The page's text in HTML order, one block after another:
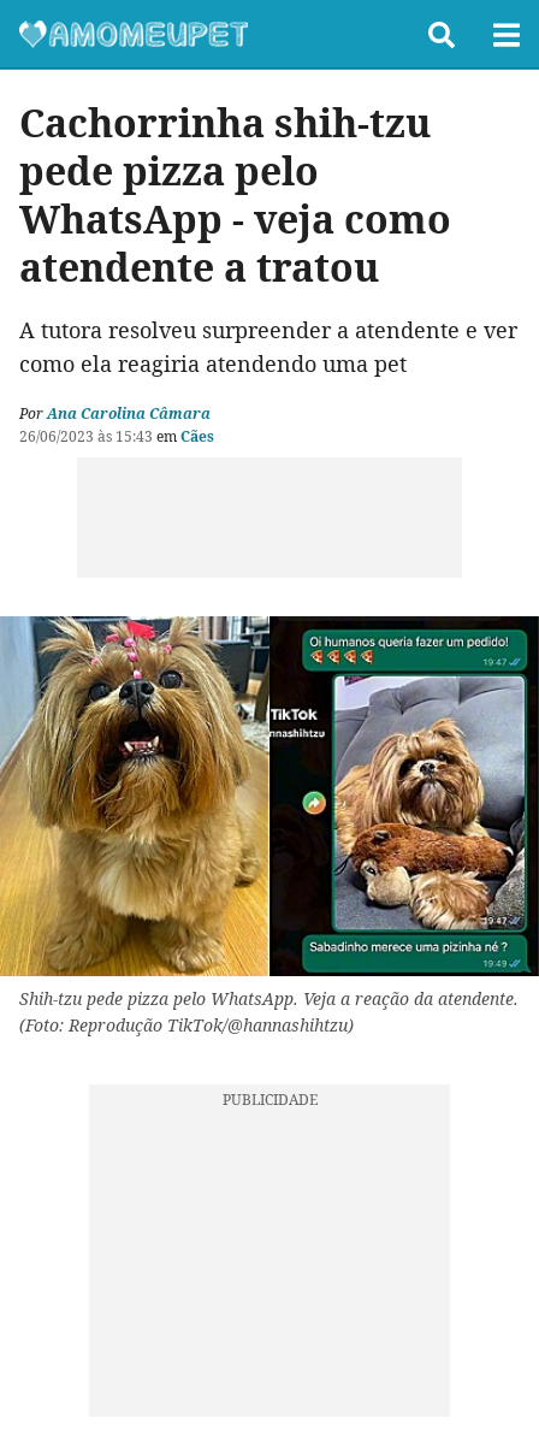
Cachorrinha shih-tzu
pede pizza pelo
WhatsApp - veja como
atendente a tratou
A tutora resolveu surpreender a atendente e ver
como ela reagiria atendendo uma pet
PorAna Carolina Câmara
26/06/2023 às 15:43 emCães
Shih-tzu pede pizza pelo WhatsApp. Veja a reação da atendente.
(Foto: Reprodução TikTok/@hannashihtzu)